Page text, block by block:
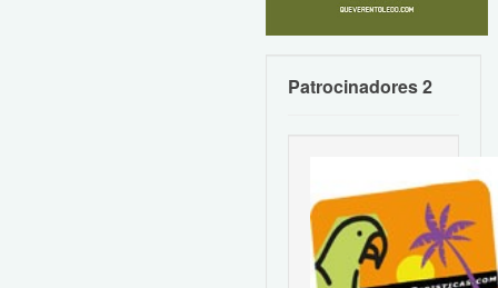
Patrocinadores 2